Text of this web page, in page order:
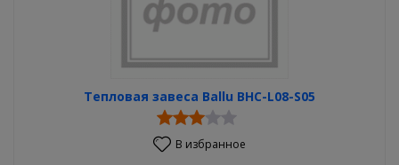
Тепловая завеса Ballu BHC-L08-S05
В избранное